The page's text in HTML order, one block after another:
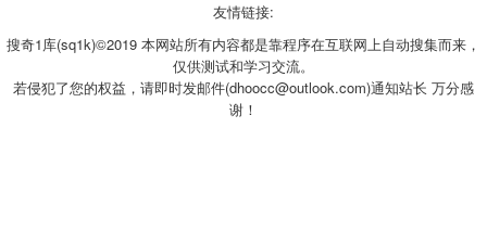
友情链接:
搜奇1库(sq1k)©2019 本网站所有内容都是靠程序在互联网上自动搜集而来，
仅供测试和学习交流。
若侵犯了您的权益，请即时发邮件(dhoocc@outlook.com)通知站长 万分感
谢！